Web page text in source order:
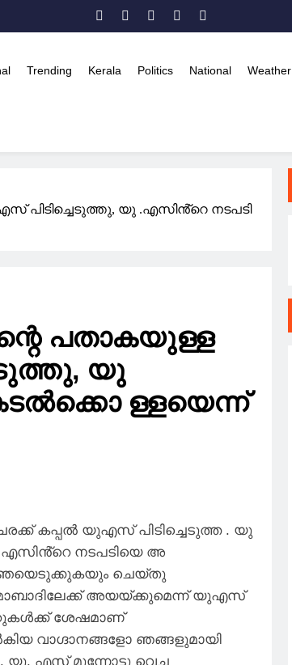
Trending Kerala Politics National Weather
പിടിച്ചെടുത്തു, യു .എസിൻ്റെ നടപടി
പതാകയുള്ള
യു
ള്ളയെന്ന്
കപ്പൽ യുഎസ് പിടിച്ചെടുത്ത . യു
നടപടിയെ അ
ചെയ്തു
അയയ്ക്കുമെന്ന് യുഎസ്
ശേഷമാണ്
വാഗ്ദാനങ്ങളോ ഞങ്ങളുമായി
യു. എസ് മുന്നോട്ടു വെച്ച